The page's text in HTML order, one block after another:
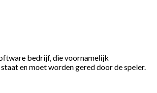
bedrijf, die voornamelijk
en moet worden gered door de speler.